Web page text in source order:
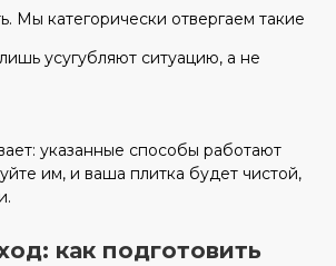
Мы категорически отвергаем такие
усугубляют ситуацию, а не
указанные способы работают
им, и ваша плитка будет чистой,
как подготовить